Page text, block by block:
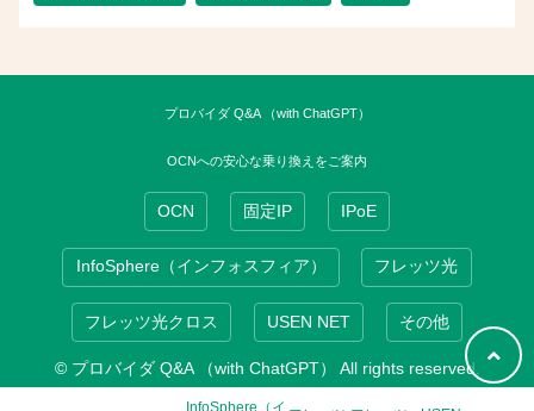
プロバイダ Q&A （with ChatGPT）
OCNへの安心な乗り換えをご案内
OCN 固定IP IPoE
InfoSphere（インフォスフィア） フレッツ光
フレッツ光クロス USEN NET その他
© プロバイダ Q&A （with ChatGPT） All rights reserved.
InfoSphere（イ